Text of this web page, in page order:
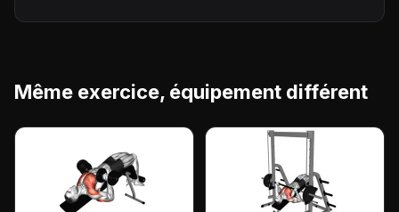
Même exercice, équipement différent